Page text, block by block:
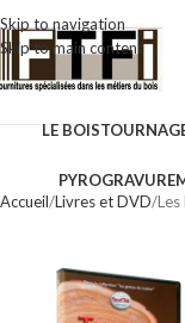
Skip to navigation
Skip to main content
LE BOIS
PYROGRAVURE
Accueil Livres et DVD Les